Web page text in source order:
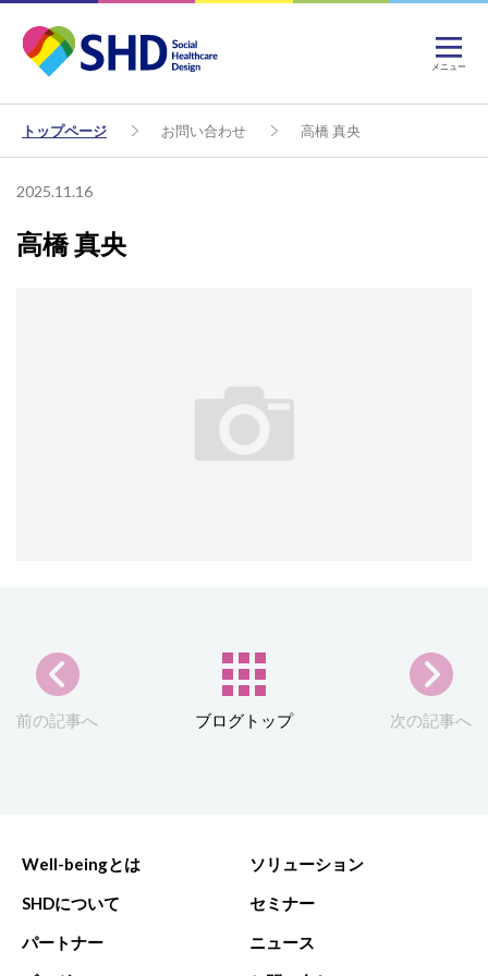
メニュー
トップページ お問い合わせ 高橋 真央
2025.11.16
高橋 真央
前の記事へ ブログトップ 次の記事へ
Well-beingとは
ソリューション
SHDについて
セミナー
パートナー
ニュース